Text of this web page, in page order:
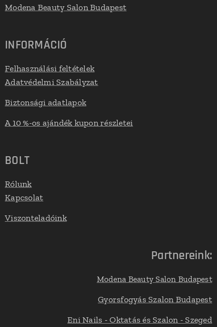
Modena Beauty Salon Budapest
INFORMÁCIÓ
Felhasználási feltételek
Adatvédelmi Szabályzat
Biztonsági adatlapok
A 10 %-os ajándék kupon részletei
BOLT
Rólunk
Kapcsolat
Viszonteladóink
Partnereink:
Modena Beauty Salon Budapest
Gyorsfogyás Szalon Budapest
Eni Nails - Oktatás és Szalon - Szeged